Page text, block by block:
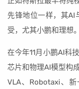
先锋地位一样，其AI
受，尤其小鹏和理想。
在今年11月小鹏AI科
芯片和物理AI模型构
VLA、Robotaxi、